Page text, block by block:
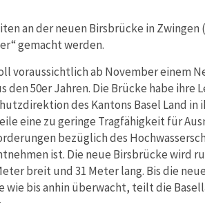
an der neuen Birsbrücke in Zwingen
gemacht werden.
voraussichtlich ab November einem
den 50er Jahren. Die Brücke habe ihre
des Kantons Basel Land in
eine zu geringe Tragfähigkeit für
bezüglich des
ist. Die neue Birsbrücke wird
breit und 31 Meter lang. Bis die
bis anhin überwacht, teilt die